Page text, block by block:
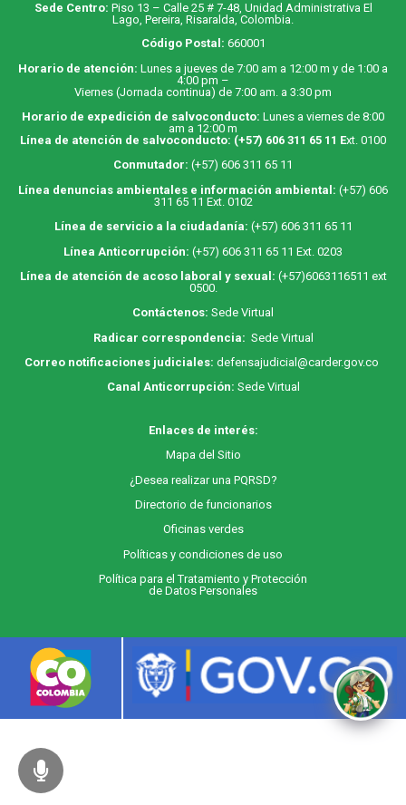
Sede Centro: Piso 13 – Calle 25 # 7-48, Unidad Administrativa El
Lago, Pereira, Risaralda, Colombia.
Código Postal: 660001
Horario de atención: Lunes a jueves de 7:00 am a 12:00 m y de 1:00 a
4:00 pm –
Viernes (Jornada continua) de 7:00 am. a 3:30 pm
Horario de expedición de salvoconducto: Lunes a viernes de 8:00
am a 12:00 m
Línea de atención de salvoconducto: (+57) 606 311 65 11 Ext. 0100
Conmutador: (+57) 606 311 65 11
Línea denuncias ambientales e información ambiental: (+57) 606
311 65 11 Ext. 0102
Línea de servicio a la ciudadanía: (+57) 606 311 65 11
Línea Anticorrupción: (+57) 606 311 65 11 Ext. 0203
Línea de atención de acoso laboral y sexual: (+57)6063116511 ext
0500.
Contáctenos: Sede Virtual
Radicar correspondencia: Sede Virtual
Correo notificaciones judiciales: defensajudicial@carder.gov.co
Canal Anticorrupción: Sede Virtual
Enlaces de interés:
Mapa del Sitio
¿Desea realizar una PQRSD?
Directorio de funcionarios
Oficinas verdes
Políticas y condiciones de uso
Política para el Tratamiento y Protección
de Datos Personales